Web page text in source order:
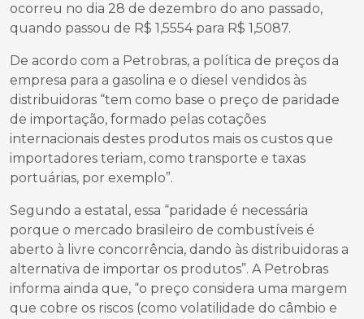
ocorreu no dia 28 de dezembro do ano passado,
quando passou de R$ 1,5554 para R$ 1,5087.
De acordo com a Petrobras, a política de preços da
empresa para a gasolina e o diesel vendidos às
distribuidoras “tem como base o preço de paridade
de importação, formado pelas cotações
internacionais destes produtos mais os custos que
importadores teriam, como transporte e taxas
portuárias, por exemplo”.
Segundo a estatal, essa “paridade é necessária
porque o mercado brasileiro de combustíveis é
aberto à livre concorrência, dando às distribuidoras a
alternativa de importar os produtos”. A Petrobras
informa ainda que, “o preço considera uma margem
que cobre os riscos (como volatilidade do câmbio e